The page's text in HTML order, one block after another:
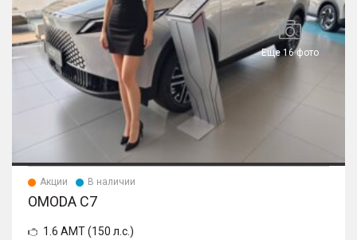
Еще 16 фото
Акции В наличии
OMODA C7
1.6 AMT (150 л.с.)